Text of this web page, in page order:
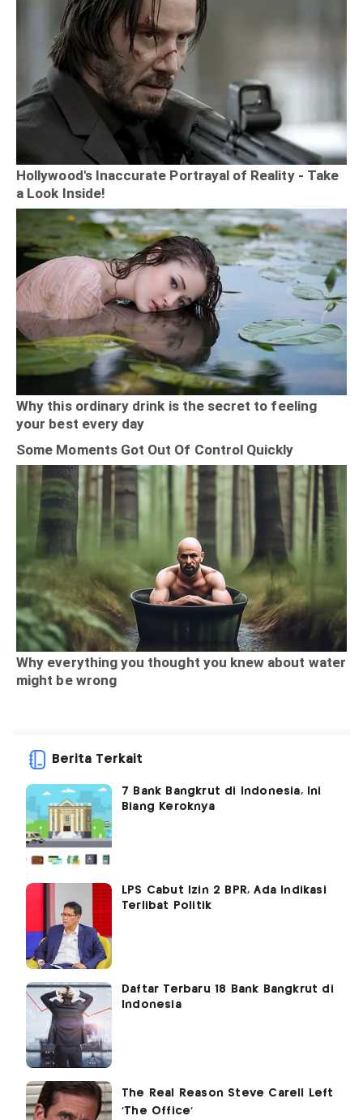
Berita Terkait
7 Bank Bangkrut di Indonesia, Ini
Biang Keroknya
LPS Cabut Izin 2 BPR, Ada Indikasi
Terlibat Politik
Daftar Terbaru 18 Bank Bangkrut di
Indonesia